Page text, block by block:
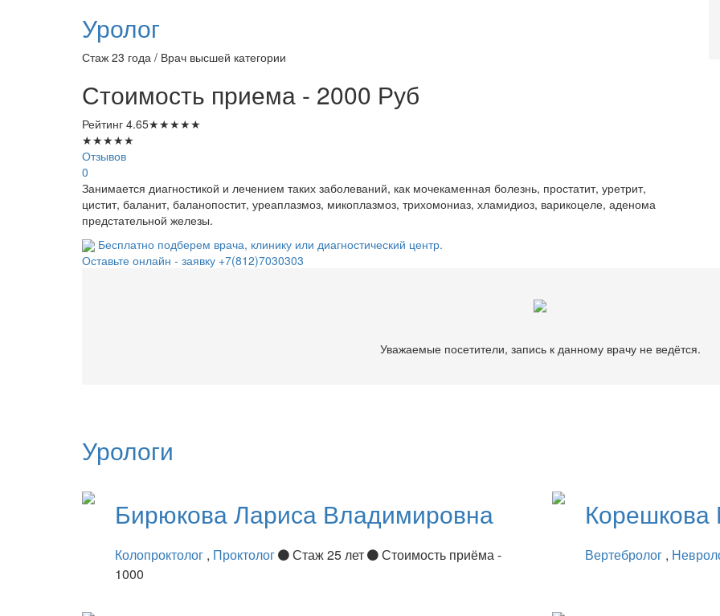
Уролог
Стаж 23 года / Врач высшей категории
Стоимость приема - 2000 Руб
Рейтинг 4.65★★★★★
★★★★★
Отзывов
0
Занимается диагностикой и лечением таких заболеваний, как мочекаменная болезнь, простатит, уретрит,
цистит, баланит, баланопостит, уреаплазмоз, микоплазмоз, трихомониаз, хламидиоз, варикоцеле, аденома
предстательной железы.
Бесплатно подберем врача, клинику или диагностический центр.
Оставьте онлайн - заявку +7(812)7030303
Уважаемые посетители, запись к данному врачу не ведётся.
Урологи
БирюковаЛариса Владимировна
Колопроктолог , Проктолог Стаж 25 лет
Стоимость приёма -
1000
Корешкова
Вертебролог ,